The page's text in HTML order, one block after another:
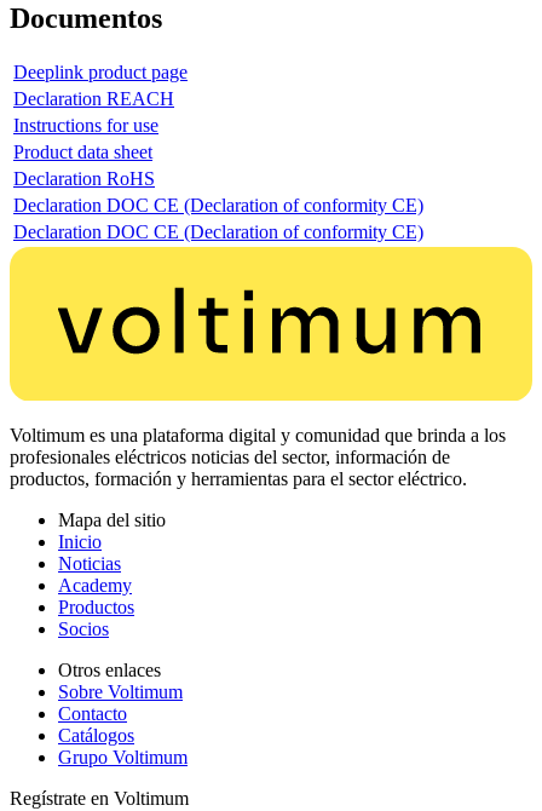
Documentos
Deeplink product page
Declaration REACH
Instructions for use
Product data sheet
Declaration RoHS
Declaration DOC CE (Declaration of conformity CE)
Declaration DOC CE (Declaration of conformity CE)
Voltimum es una plataforma digital y comunidad que brinda a los
profesionales eléctricos noticias del sector, información de
productos, formación y herramientas para el sector eléctrico.
Mapa del sitio
Inicio
Noticias
Academy
Productos
Socios
Otros enlaces
Sobre Voltimum
Contacto
Catálogos
Grupo Voltimum
Regístrate en Voltimum